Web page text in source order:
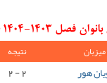
1403-1404)
نتیجه
هور 2 - 2